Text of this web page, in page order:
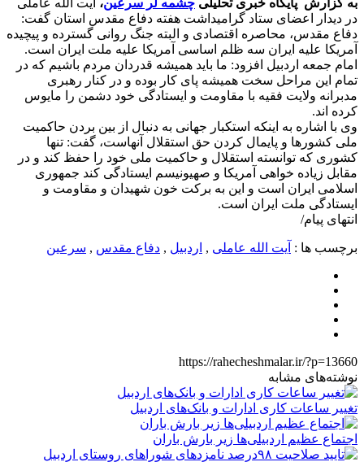
به گزارش پایگاه خبری تحلیلی چشمه لر سرعین، آیت الله عاملی
در دیدار اعضای ستاد گرامیداشت هفته دفاع مقدس استان گفت:
دفاع مقدس، محاصره اقتصادی و البته جنگ روانی گسترده و پیچیده
آمریکا علیه ایران سه ظلم اساسی آمریکا علیه ملت ایران است.
امام جمعه اردبیل افزود: ما باید همیشه قدردان مردم باشیم که در
تمام این مراحل سخت همیشه پای کار بوده و در کنار رهبری
مدبرانه ولایت فقیه با مقاومت و ایستادگی خود دشمن را مایوس
کرده اند.
وی با اشاره به اینکه استکبار جهانی به دنبال از بین بردن حاکمیت
ملی کشور‌ها و پایمال کردن حق استقلال آنهاست، گفت: تنها
کشوری که توانسته استقلال و حاکمیت ملی خود را حفظ کند و در
مقابل زیاده خواهی آمریکا و صهیونیسم ایستادگی کند جمهوری
اسلامی ایران است و این به برکت خون شهیدان و مقاومت و
ایستادگی ملت ایران است.
انتهای پیام/
برچسب ها : آیت الله عاملی , اردبیل , دفاع مقدس , سرعین
https://rahecheshmalar.ir/?p=13660
نوشته‌های مشابه
تغییر ساعات کاری ادارات و بانک‌های اردبیل
اجتماع عظیم اردبیلی‌ها زیر بارش باران